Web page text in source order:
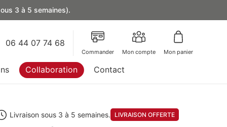
3 à 5 semaines).
06 44 07 74 68
Commander Mon compte Mon panier
Collaboration Contact
Livraison sous 3 à 5 semaines. LIVRAISON OFFERTE